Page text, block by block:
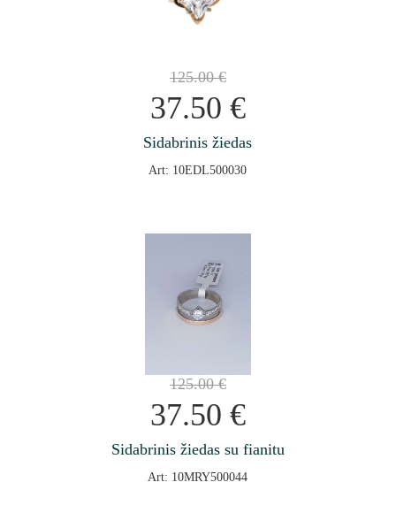
125.00€
37.50 €
Sidabrinis žiedas
Art: 10EDL500030
125.00€
37.50 €
Sidabrinis žiedas su fianitu
Art: 10MRY500044